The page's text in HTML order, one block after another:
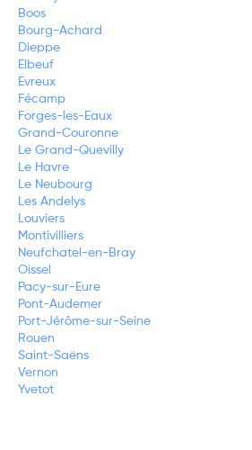
Boos
Bourg-Achard
Dieppe
Elbeuf
Evreux
Fécamp
Forges-les-Eaux
Grand-Couronne
Le Grand-Quevilly
Le Havre
Le Neubourg
Les Andelys
Louviers
Montivilliers
Neufchatel-en-Bray
Oissel
Pacy-sur-Eure
Pont-Audemer
Port-Jérôme-sur-Seine
Rouen
Saint-Saëns
Vernon
Yvetot